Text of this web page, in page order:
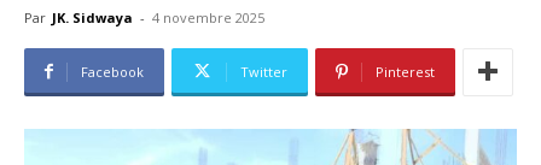
Par JK. Sidwaya - 4 novembre 2025
Facebook Twitter Pinterest